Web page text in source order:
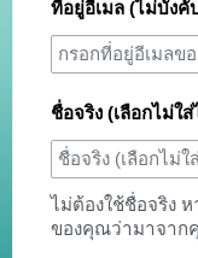
ที่อยู่อีเมล (ไม่บังคั
ชื่อจริง (เลือกไม่ใส่
ไม่ต้องใช้ชื่อจริง ห
ของคุณว่ามาจาก